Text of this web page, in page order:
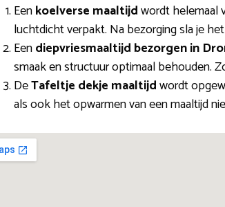
Eenkoelverse maaltijdwordt helemaal
luchtdicht verpakt. Na bezorging sla je
Eendiepvriesmaaltijd bezorgen in
smaak en structuur optimaal behouden.
DeTafeltje dekje maaltijdwordt
als ook het opwarmen van een maaltijd